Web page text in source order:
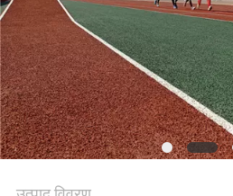
PRIVACY
POLICY